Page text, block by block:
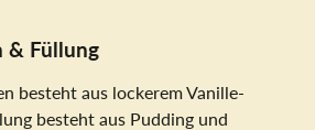
& Füllung
besteht aus lockerem Vanille-
besteht aus Pudding und